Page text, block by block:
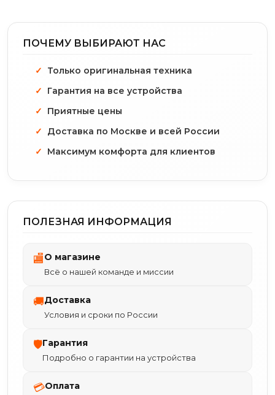
ПОЧЕМУ ВЫБИРАЮТ НАС
Только оригинальная техника
Гарантия на все устройства
Приятные цены
Доставка по Москве и всей России
Максимум комфорта для клиентов
ПОЛЕЗНАЯ ИНФОРМАЦИЯ
🏬О магазине
Всё о нашей команде и миссии
🚚Доставка
Условия и сроки по России
🛡Гарантия
Подробно о гарантии на устройства
💳Оплата